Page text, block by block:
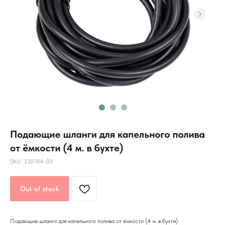
Подающие шланги для капельного полива
от ёмкости (4 м. в бухте)
SKU: 330184-00
Out of stock
Подающие шланги для капельного полива от ёмкости (4 м. в бухте)